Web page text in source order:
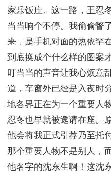
家乐饭庄。这一路，王忍
当当响个不停。我偷偷瞥
来，是手机对面的热依罕
到底换成个什么样的图案
叮当当的声音让我心烦意
道，车窗外已经是入夜时
地各界正在为一个重要人
忍冬也早就被邀请在座。
他会将我正式引荐乃至托
那个重要人物不是别人，
他名字的沈东生啊！这沈